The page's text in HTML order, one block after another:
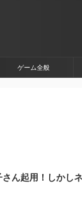
ゲーム全般
ん起用！しかし